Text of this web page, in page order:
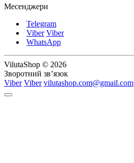
Месенджери
Telegram
Viber Viber
WhatsApp
VilutaShop © 2026
Зворотний зв’язок
Viber Viber vilutashop.com@gmail.com